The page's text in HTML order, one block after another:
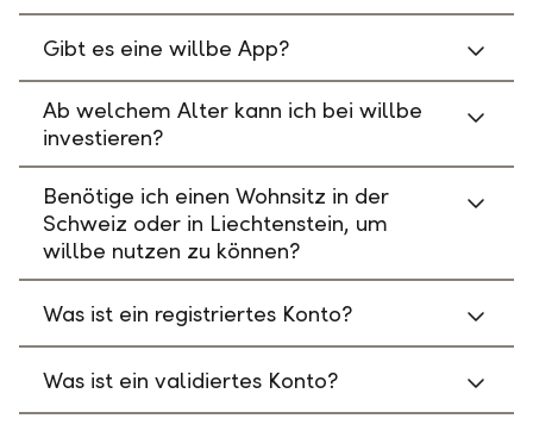
Gibt es eine willbe App?
Ab welchem Alter kann ich bei willbe
investieren?
Benötige ich einen Wohnsitz in der
Schweiz oder in Liechtenstein, um
willbe nutzen zu können?
Was ist ein registriertes Konto?
Was ist ein validiertes Konto?